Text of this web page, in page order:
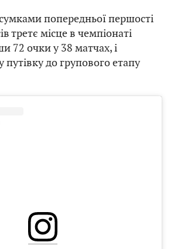
попередньої першості
третє місце в чемпіонаті
72 очки у 38 матчах, і
до групового етапу